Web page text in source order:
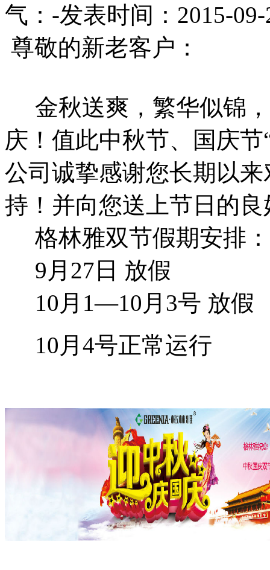
气： -发表时间：2015-
尊敬的新老客户：
金秋送爽，繁华似锦
庆！值此中秋节、国庆
公司诚挚感谢您长期以
持！并向您送上节日的
格林雅双节假期安排：
9月27日 放假
10月1—10月3号 放假
10月4号正常运行